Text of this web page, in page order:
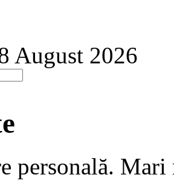
August 2026
personală.